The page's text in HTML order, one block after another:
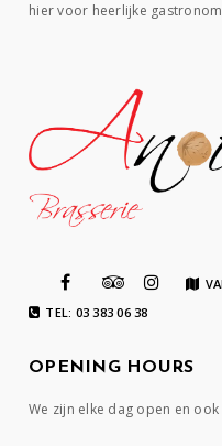
hier voor heerlijke
TEL: 03 383 06 38
OPENING HOURS
We zijn elke dag open en